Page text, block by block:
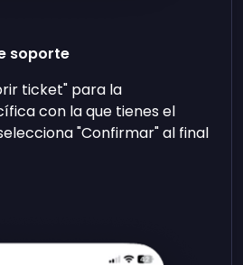
soporte
ticket" para la
con la que tienes el
"Confirmar" al final